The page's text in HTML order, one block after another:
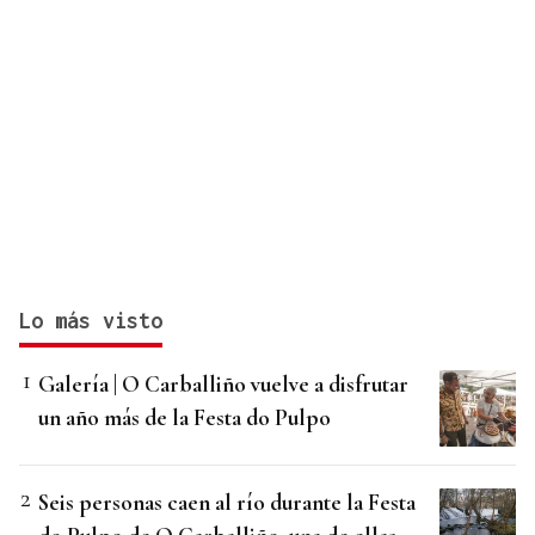
Lo más visto
Galería | O Carballiño vuelve a disfrutar
un año más de la Festa do Pulpo
Seis personas caen al río durante la Festa